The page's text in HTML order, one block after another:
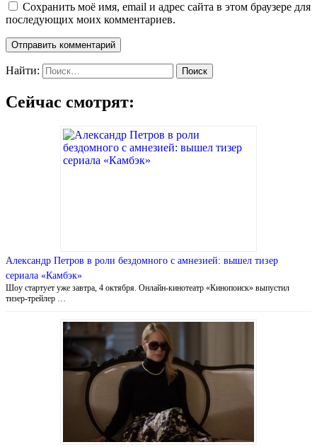
Сохранить моё имя, email и адрес сайта в этом браузере для
последующих моих комментариев.
Найти:
Сейчас смотрят:
Александр Петров в роли бездомного с амнезией: вышел тизер
сериала «Камбэк»
Шоу стартует уже завтра, 4 октября. Онлайн-кинотеатр «Кинопоиск» выпустил
тизер-трейлер …